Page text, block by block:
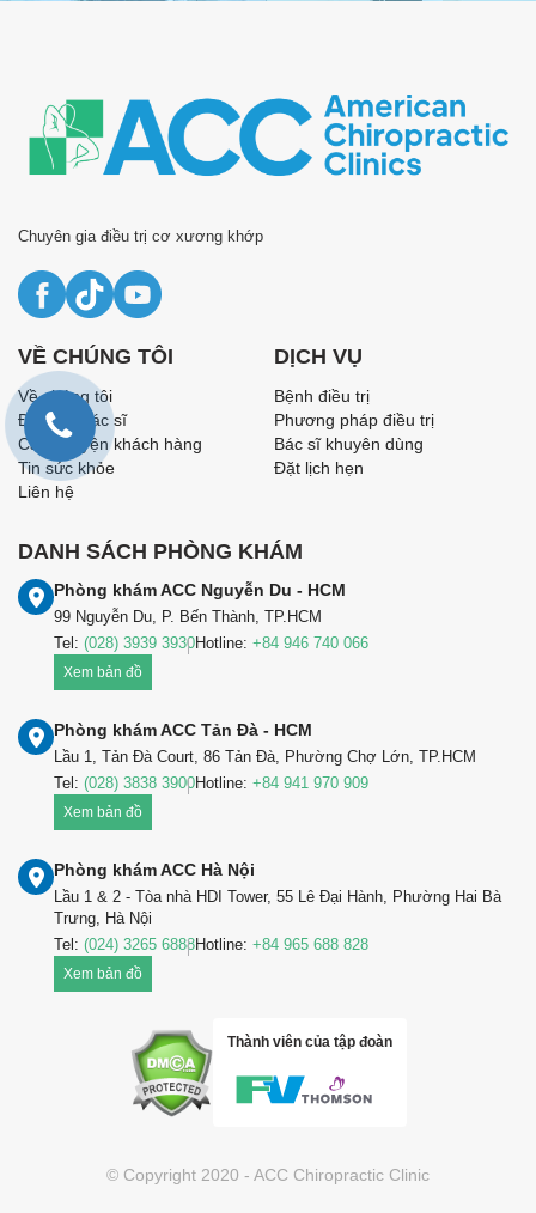
Chuyên gia điều trị cơ xương khớp
DANH SÁCH PHÒNG KHÁM
Phòng khám ACC Nguyễn Du - HCM
99 Nguyễn Du, P. Bến Thành, TP.HCM
Tel: (028) 3939 3930Hotline: +84 946 740 066
Xem bản đồ
Phòng khám ACC Tản Đà - HCM
Lầu 1, Tản Đà Court, 86 Tản Đà, Phường Chợ Lớn, TP.HCM
Tel: (028) 3838 3900Hotline: +84 941 970 909
Xem bản đồ
Phòng khám ACC Hà Nội
Lầu 1 & 2 - Tòa nhà HDI Tower, 55 Lê Đại Hành, Phường Hai Bà
Trưng, Hà Nội
Tel: (024) 3265 6888Hotline: +84 965 688 828
Xem bản đồ
VỀ CHÚNG TÔI
Về chúng tôi
Đội ngũ bác sĩ
Câu chuyện khách hàng
Tin sức khỏe
Liên hệ
DỊCH VỤ
Bệnh điều trị
Phương pháp điều trị
Bác sĩ khuyên dùng
Đặt lịch hẹn
Thành viên của tập đoàn
© Copyright 2020 - ACC Chiropractic Clinic